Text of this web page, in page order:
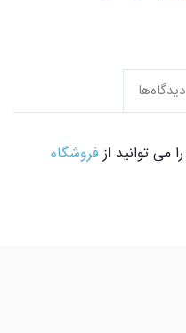
دیدگاه‌ها
فروشگاه